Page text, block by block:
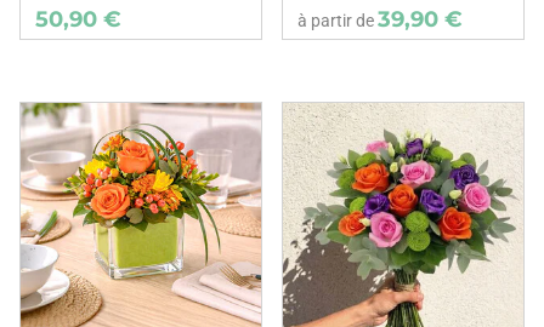
50,90 € à partir de39,90 €